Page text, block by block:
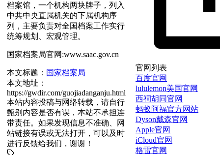
档案馆，一个机构两块牌子，列入
中共中央直属机关的下属机构序
列，主要负责对全国档案工作实行
统筹规划、宏观管理。
国家档案局官网:www.saac.gov.cn
本文标题： 国家档案局
本文地址：
https://gwdir.com/guojiadanganju.html
本站内容投稿与网络转载，请自行
甄别内容是否有误，本站不承担连
带责任。如果发现信息不准确、网
站链接有误或无法打开，可以及时
进行反馈给我们，谢谢！
官网列表
百度官网
lululemon美国官网
西祠胡同官网
蚂蚁阿福官方网站
Dyson戴森官网
Apple官网
iCloud官网
格雷官网